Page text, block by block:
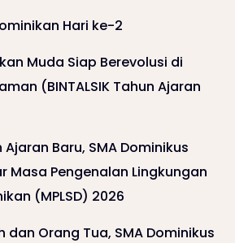
Hari ke-2
Muda Siap Berevolusi di
(BINTALSIK Tahun Ajaran
Baru, SMA Dominikus
Masa Pengenalan Lingkungan
(MPLSD) 2026
dan Orang Tua, SMA Dominikus